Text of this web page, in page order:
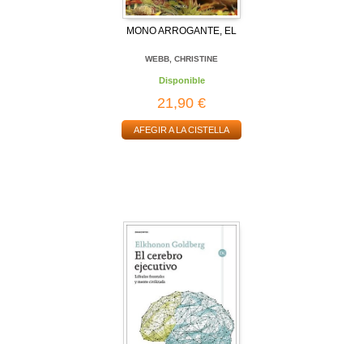
MONO ARROGANTE, EL
WEBB, CHRISTINE
Disponible
21,90 €
AFEGIR A LA CISTELLA